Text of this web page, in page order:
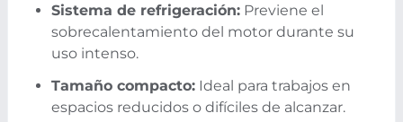
Sistema de refrigeración: Previene el
sobrecalentamiento del motor durante su
uso intenso.
Tamaño compacto: Ideal para trabajos en
espacios reducidos o difíciles de alcanzar.